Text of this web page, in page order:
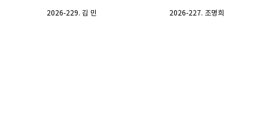
2026-229. 김 민 2026-227. 조명희